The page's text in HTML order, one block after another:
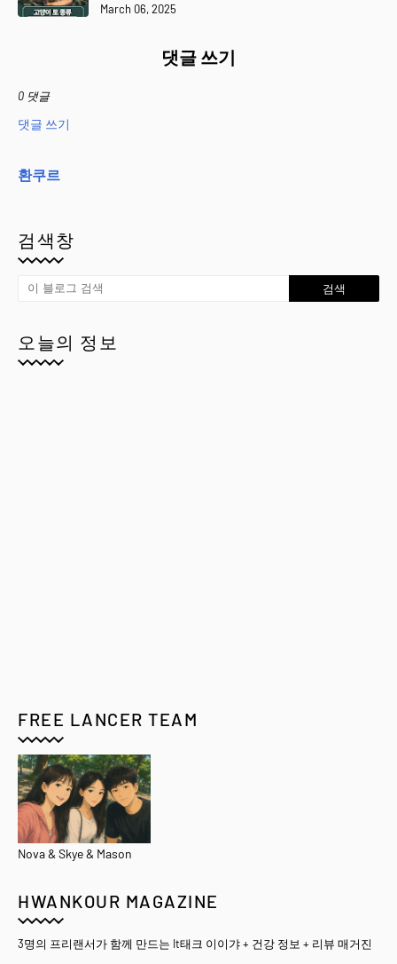
March 06, 2025
댓글 쓰기
0 댓글
댓글 쓰기
환쿠르
검색창
오늘의 정보
FREE LANCER TEAM
Nova & Skye & Mason
HWANKOUR MAGAZINE
3명의 프리랜서가 함께 만드는 It태크 이이갸 + 건강 정보 + 리뷰 매거진